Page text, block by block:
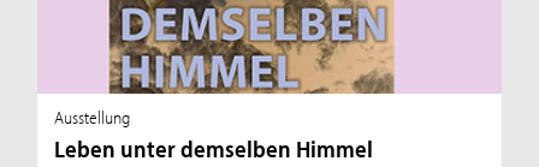
Ausstellung
Leben unter demselben Himmel